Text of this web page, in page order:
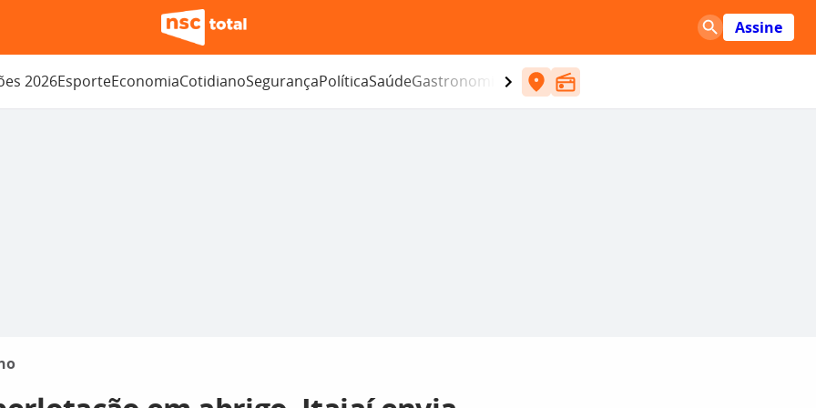
Assine
2026EsporteEconomiaCotidianoSegurançaPolíticaSaúdeGastronomia Entretenimento